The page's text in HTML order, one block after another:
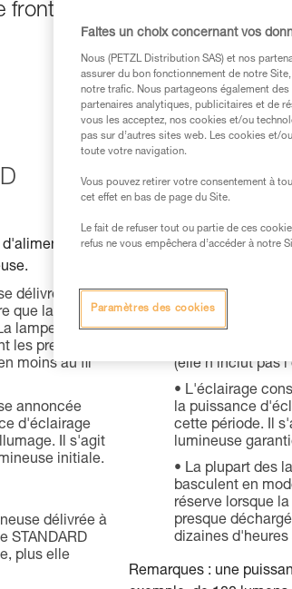
peut être gérée de
délivrée
que la source
lampe éclaire
les premières
moins au fil
annoncée
d'éclairage
Il s'agit
initiale.
délivrée à
STANDARD
plus elle
Éclairage
LIGHTING
Principe : la lampe
La puissance
pendant une
Cette durée
(elle n'inclut pas
L'éclairage
la puissance
cette période. Il
lumineuse
La plupart des
basculent en
réserve lorsque
presque
dizaines d'heures
Remarques : une
Faites un choix concernant vos
Nous (PETZL Distribution SAS) et nos
assurer du bon fonctionnement de notre
notre trafic. Nous partageons également
partenaires analytiques, publicitaires et de
vous les acceptez, nos cookies et/ou
pas sur d’autres sites web. Les cookies et/
toute votre navigation.
Vous pouvez retirer votre consentement à
cet effet en bas de page du Site.
Le fait de refuser tout ou partie de ces
refus ne vous empêchera d’accéder à notre
Paramètres des cookies